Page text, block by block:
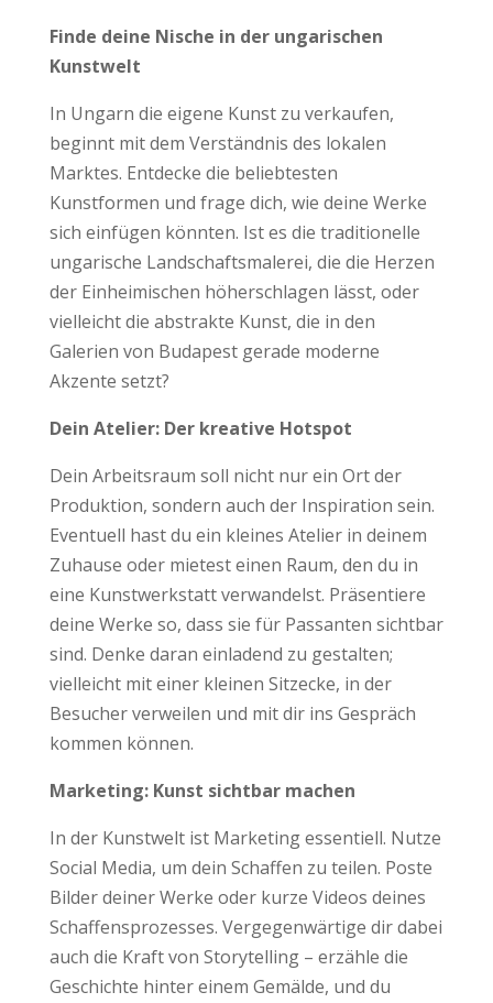
Finde deine Nische in der ungarischen
Kunstwelt
In Ungarn die eigene Kunst zu verkaufen,
beginnt mit dem Verständnis des lokalen
Marktes. Entdecke die beliebtesten
Kunstformen und frage dich, wie deine Werke
sich einfügen könnten. Ist es die traditionelle
ungarische Landschaftsmalerei, die die Herzen
der Einheimischen höherschlagen lässt, oder
vielleicht die abstrakte Kunst, die in den
Galerien von Budapest gerade moderne
Akzente setzt?
Dein Atelier: Der kreative Hotspot
Dein Arbeitsraum soll nicht nur ein Ort der
Produktion, sondern auch der Inspiration sein.
Eventuell hast du ein kleines Atelier in deinem
Zuhause oder mietest einen Raum, den du in
eine Kunstwerkstatt verwandelst. Präsentiere
deine Werke so, dass sie für Passanten sichtbar
sind. Denke daran einladend zu gestalten;
vielleicht mit einer kleinen Sitzecke, in der
Besucher verweilen und mit dir ins Gespräch
kommen können.
Marketing: Kunst sichtbar machen
In der Kunstwelt ist Marketing essentiell. Nutze
Social Media, um dein Schaffen zu teilen. Poste
Bilder deiner Werke oder kurze Videos deines
Schaffensprozesses. Vergegenwärtige dir dabei
auch die Kraft von Storytelling – erzähle die
Geschichte hinter einem Gemälde, und du